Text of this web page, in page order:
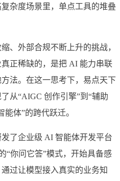
杂度场景里，单点工具的堆叠
、外部合规不断上升的挑战，
正稀缺的，是把 AI 能力串联
法。在这一思考下，易点天下
从“AIGC 创作引擎”到“辅助
体”的跨代跃迁。
了企业级 AI 智能体开发平台
“你问它答”模式，开始具备感
过让模型接入真实的业务知